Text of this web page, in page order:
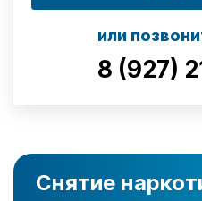
или
8 (927)
Снятие